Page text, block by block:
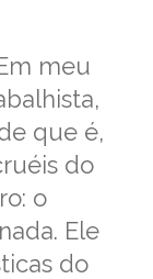
meu
que é,
do
o
Ele
do